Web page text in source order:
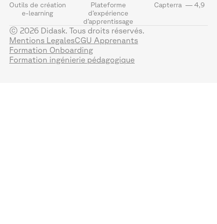
Outils de création
e-learning
Plateforme
d’expérience
d’apprentissage
Capterra — 4,9
© 2026 Didask. Tous droits réservés.
Mentions LegalesCGU Apprenants
Formation Onboarding
Formation ingénierie pédagogique